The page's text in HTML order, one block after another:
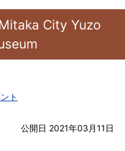
City Yuzo
ト
公開日 2021年03月11日